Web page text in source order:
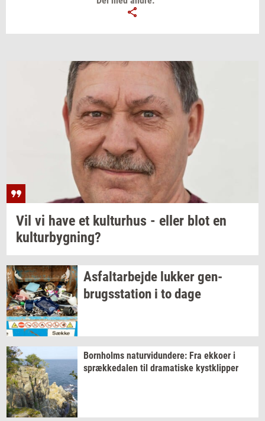
Vil vi have et kul­tur­hus - eller blot en
kul­tur­byg­ning?
As­fal­t­ar­bej­de luk­kergen­
brugs­sta­tion i to dage
Born­holms na­tur­vi­dun­de­re: Fra ek­ko­er i
spræk­ke­da­len til dra­ma­ti­ske kyst­klip­per